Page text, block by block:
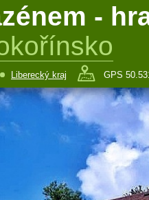
-
Liberecký kraj GPS